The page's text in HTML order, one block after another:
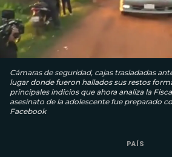
Cámaras de seguridad, cajas trasladadas
lugar donde fueron hallados sus restos
principales indicios que ahora analiza la
asesinato de la adolescente fue preparado
Facebook
PAÍS